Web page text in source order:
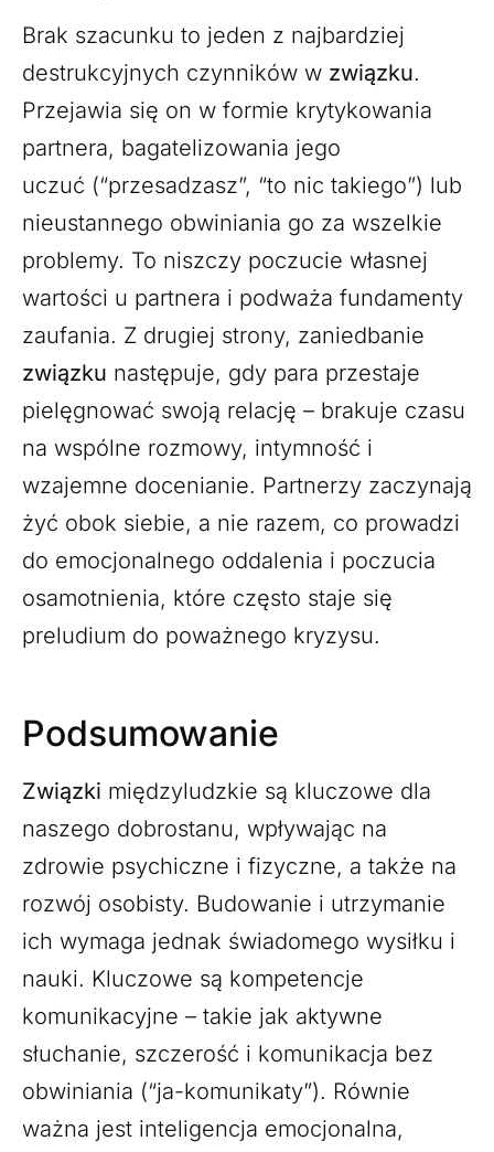
Brak szacunku to jeden z najbardziej
destrukcyjnych czynników w związku.
Przejawia się on w formie krytykowania
partnera, bagatelizowania jego
uczuć (“przesadzasz”, “to nic takiego”) lub
nieustannego obwiniania go za wszelkie
problemy. To niszczy poczucie własnej
wartości u partnera i podważa fundamenty
zaufania. Z drugiej strony, zaniedbanie
związku następuje, gdy para przestaje
pielęgnować swoją relację – brakuje czasu
na wspólne rozmowy, intymność i
wzajemne docenianie. Partnerzy zaczynają
żyć obok siebie, a nie razem, co prowadzi
do emocjonalnego oddalenia i poczucia
osamotnienia, które często staje się
preludium do poważnego kryzysu.
Podsumowanie
Związki międzyludzkie są kluczowe dla
naszego dobrostanu, wpływając na
zdrowie psychiczne i fizyczne, a także na
rozwój osobisty. Budowanie i utrzymanie
ich wymaga jednak świadomego wysiłku i
nauki. Kluczowe są kompetencje
komunikacyjne – takie jak aktywne
słuchanie, szczerość i komunikacja bez
obwiniania (“ja-komunikaty”). Równie
ważna jest inteligencja emocjonalna,